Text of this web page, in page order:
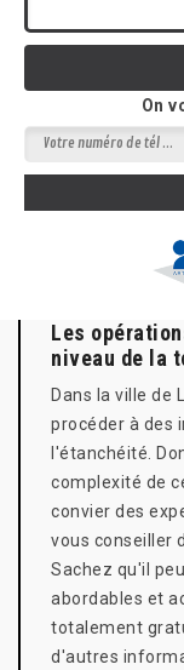
On
Les
niveau de la
Dans la ville de
procéder à des
l'étanchéité.
complexité de
convier des
vous conseiller
Sachez qu'il
abordables et
totalement
d'autres